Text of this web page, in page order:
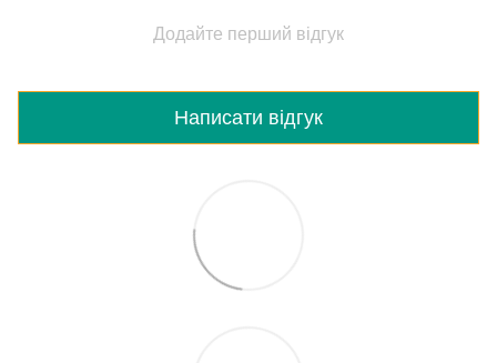
Додайте перший відгук
Написати відгук